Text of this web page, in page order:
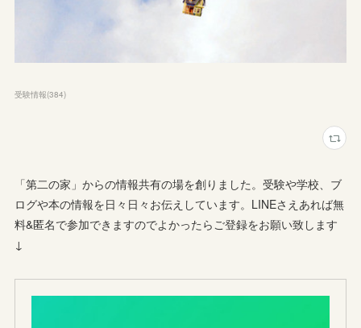
受験情報(384)
「第二の家」からの情報共有の場を創りました。受験や学校、ブ
ログや本の情報を日々日々お伝えしています。LINEさえあれば無
料&匿名で参加できますのでよかったらご登録をお願い致します
↓